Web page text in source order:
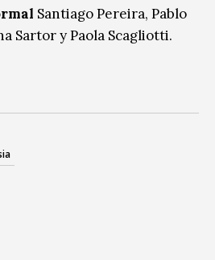
Santiago Pereira, Pablo
Sartor y Paola Scagliotti.